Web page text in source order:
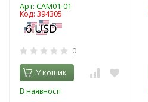
Арт: CAM01-01
Код: 394305
0
У кошик
В наявності